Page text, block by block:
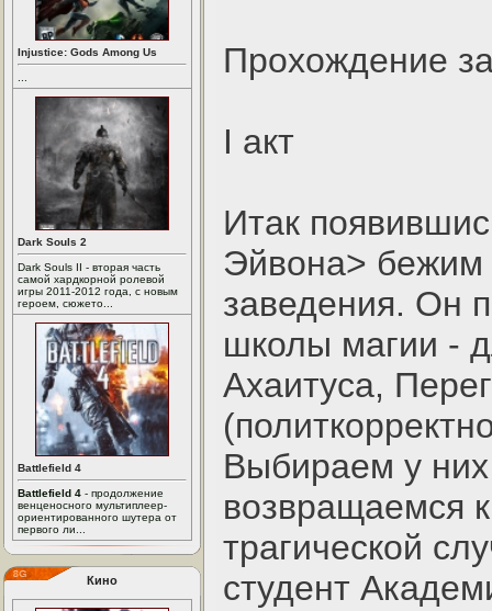
Injustice: Gods Among Us
Dark Souls 2
Dark Souls II - вторая часть
самой хардкорной ролевой
игры 2011-2012 года, с новым
героем, сюжето...
Battlefield 4
Battlefield 4 - продолжение
венценосного мультиплеер-
ориентированного шутера от
первого ли...
Кино
Прохождение
I акт
Итак
Эйвона> бежим
заведения. Он
школы магии -
Ахаитуса,
Выбираем у
возвращаемся
трагической
студент